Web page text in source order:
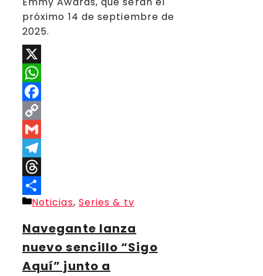
próximo 14 de septiembre de
2025.
X
WhatsApp
Facebook
Copy
Link
Gmail
Telegram
Threads
Compartir
Categorías
Noticias, Series & tv
Navegante lanza
nuevo sencillo “Sigo
Aquí” junto a